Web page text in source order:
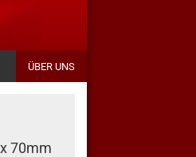
ÜBER UNS
70mm